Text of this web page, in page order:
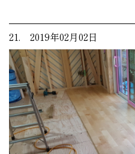
21. 2019年02月02日